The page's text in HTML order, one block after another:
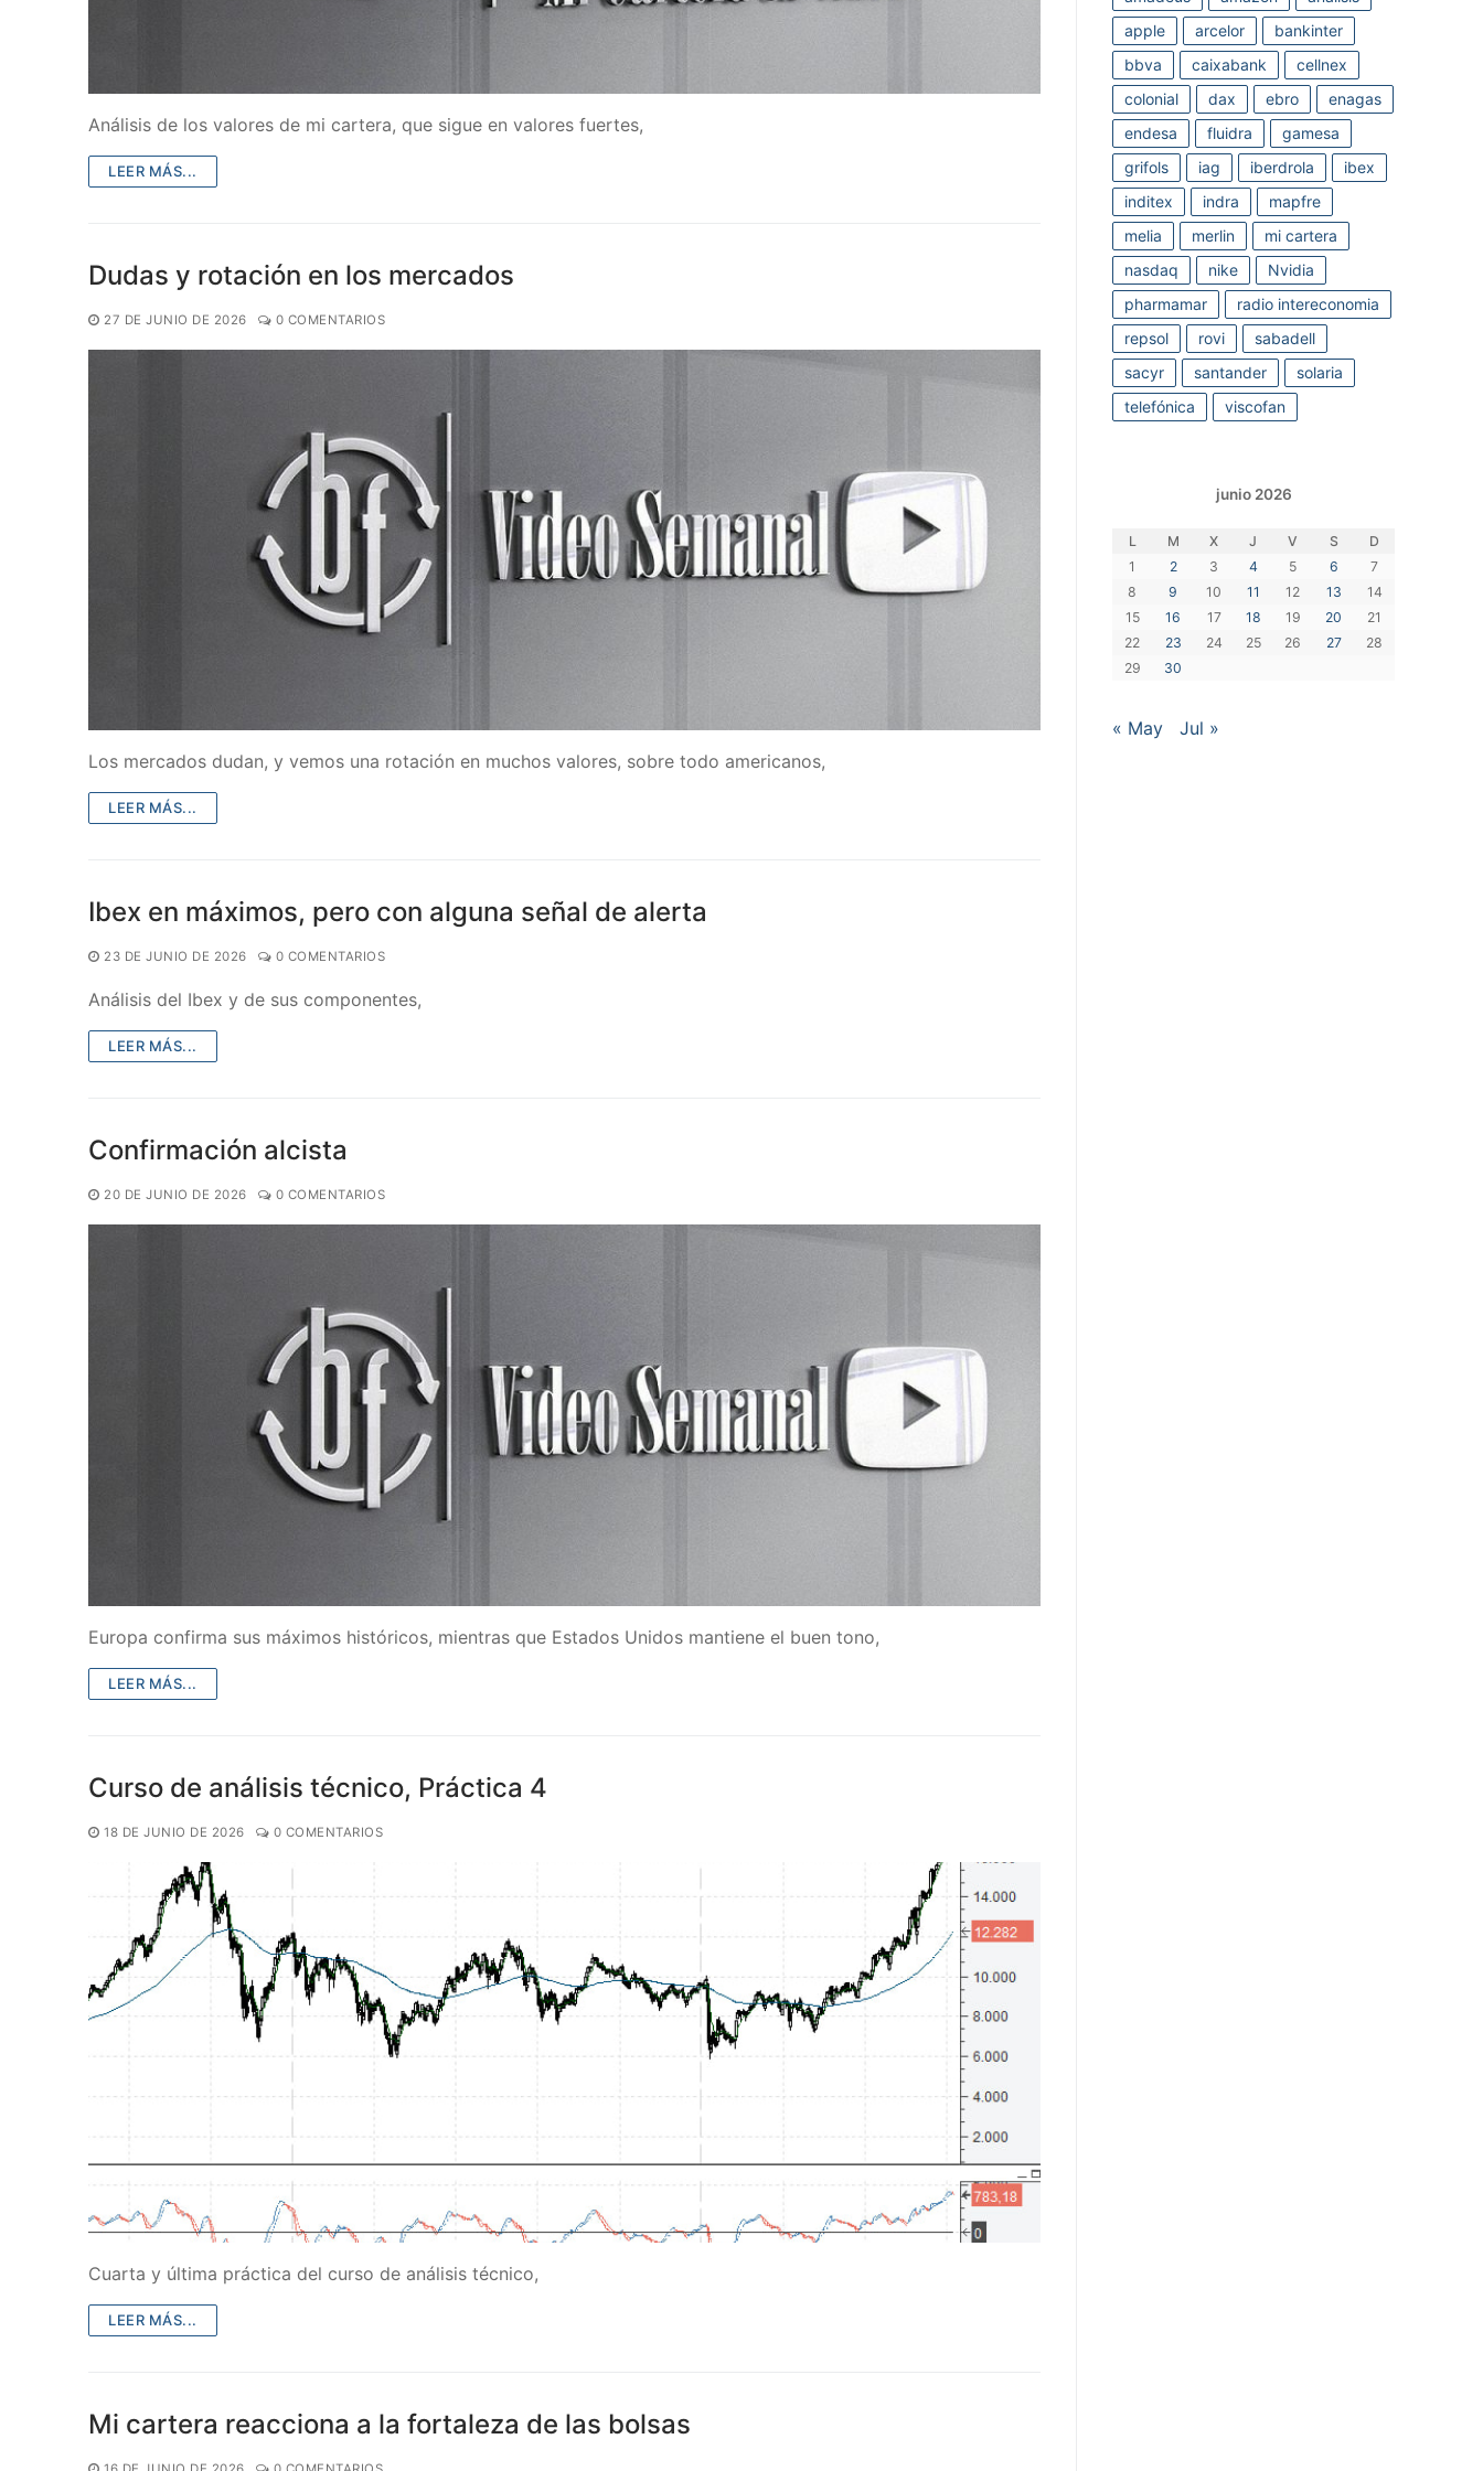
Análisis de los valores de mi cartera, que sigue en valores fuertes,
LEER MÁS...
Dudas y rotación en los mercados
27 DE JUNIO DE 2026 0 COMENTARIOS
Los mercados dudan, y vemos una rotación en muchos valores, sobre todo americanos,
LEER MÁS...
Ibex en máximos, pero con alguna señal de alerta
23 DE JUNIO DE 2026 0 COMENTARIOS
Análisis del Ibex y de sus componentes,
LEER MÁS...
Confirmación alcista
20 DE JUNIO DE 2026 0 COMENTARIOS
Europa confirma sus máximos históricos, mientras que Estados Unidos mantiene el buen tono,
LEER MÁS...
Curso de análisis técnico, Práctica 4
18 DE JUNIO DE 2026 0 COMENTARIOS
Cuarta y última práctica del curso de análisis técnico,
LEER MÁS...
Mi cartera reacciona a la fortaleza de las bolsas
apple
arcelor
bankinter
bbva
caixabank
cellnex
colonial
dax ebro
enagas
endesa
fluidra
gamesa
grifols
iag iberdrola
ibex
inditex
indra
mapfre
melia
merlin
mi cartera
nasdaq
nike
Nvidia
pharmamar
radio intereconomia
repsol
rovi
sabadell
sacyr
santander
solaria
telefónica
viscofan
junio 2026
L M X J V S
D
1
2 3 4 5 6
7
8
9 10 11 12 13
14
15
16 17 18 19 20
21
22
23 24 25 26 27
28
29
30
« May Jul »